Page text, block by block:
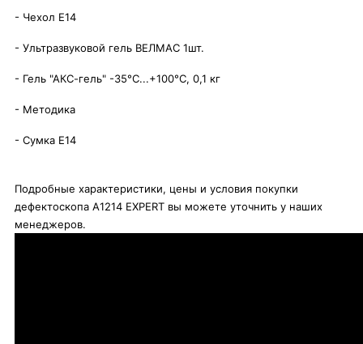
- Чехол E14
- Ультразвуковой гель ВЕЛМАС 1шт.
- Гель "АКС-гель" -35°C...+100°C, 0,1 кг
- Методика
- Сумка Е14
Подробные характеристики, цены и условия покупки
дефектоскопа A1214 EXPERT вы можете уточнить у наших
менеджеров.